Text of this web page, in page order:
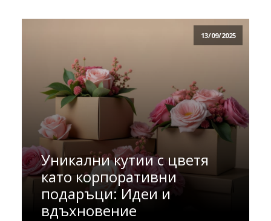
13/09/2025
Уникални кутии с цветя
като корпоративни
подаръци: Идеи и
вдъхновение